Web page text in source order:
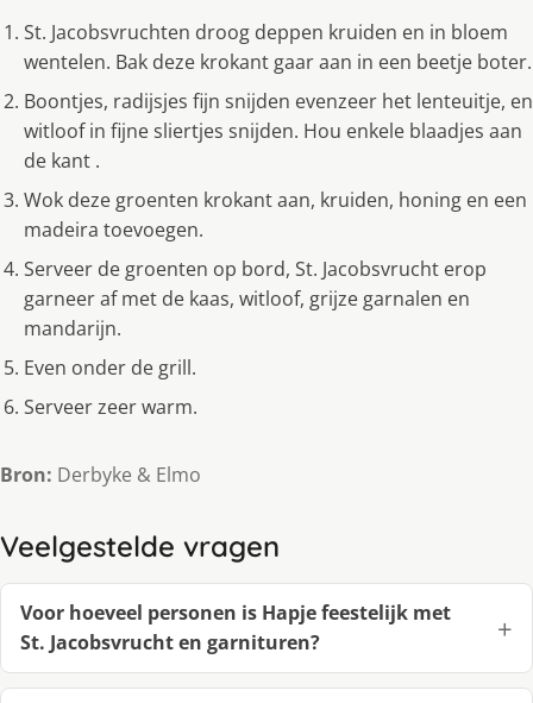
St. Jacobsvruchten droog deppen kruiden en in bloem
wentelen. Bak deze krokant gaar aan in een beetje boter.
Boontjes, radijsjes fijn snijden evenzeer het lenteuitje, en
witloof in fijne sliertjes snijden. Hou enkele blaadjes aan
de kant .
Wok deze groenten krokant aan, kruiden, honing en een
madeira toevoegen.
Serveer de groenten op bord, St. Jacobsvrucht erop
garneer af met de kaas, witloof, grijze garnalen en
mandarijn.
Even onder de grill.
Serveer zeer warm.
Bron: Derbyke & Elmo
Veelgestelde vragen
Voor hoeveel personen is Hapje feestelijk met
St. Jacobsvrucht en garnituren?